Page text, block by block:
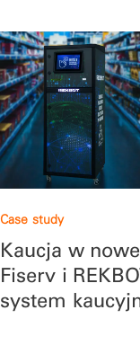
Case study
Kaucja w
Fiserv i
system